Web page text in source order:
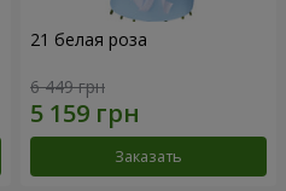
21 белая роза
6 449 грн
Заказать